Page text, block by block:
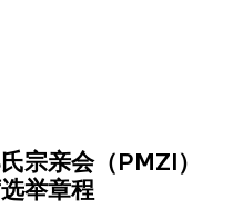
宗亲会（PMZI）
举章程